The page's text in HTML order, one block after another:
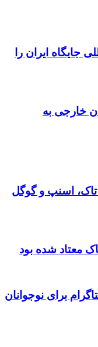
جایگاه ایران را
خارجی به
تاک، اسنپ و گوگل
معتاد شده بود
برای نوجوانان